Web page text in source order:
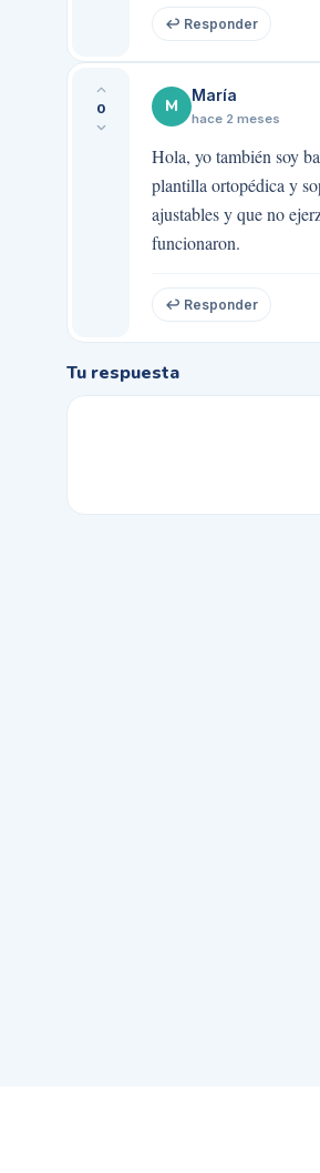
↩ Responder
0 M
María
hace 2 meses
Hola, yo también soy
plantilla ortopédica y
ajustables y que no
funcionaron.
↩ Responder
Tu respuesta